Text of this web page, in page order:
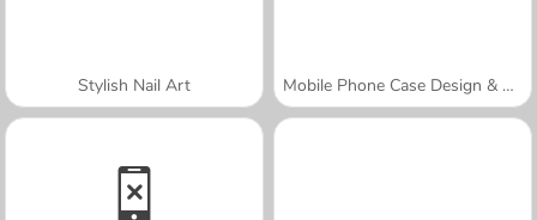
Stylish Nail Art Mobile Phone Case Design & DIY